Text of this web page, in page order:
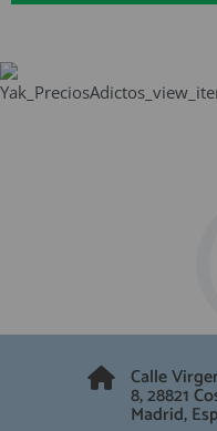
Calle
8, 28821
Madrid,